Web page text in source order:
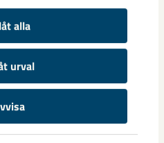
alla
urval
i